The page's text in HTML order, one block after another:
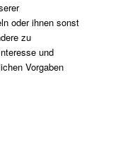
oder ihnen sonst
zu
und
Vorgaben